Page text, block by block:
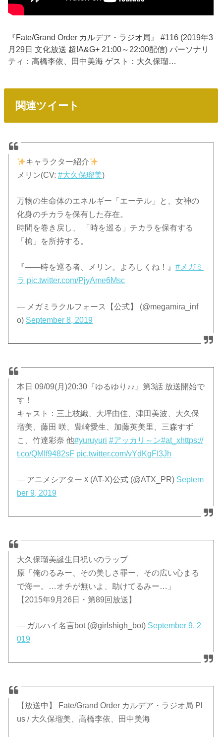
『Fate/Grand Order カルデア・ラジオ局』 #116 (2019年3
月29日 文化放送 超!A&G+ 21:00～22:00配信) パーソナリ
ティ：高橋李依、田中美海 ゲスト：大久保瑠…
関連ツイート
キャラクター紹介
メリン(CV:#大久保瑠美)
万物の生命体のエネルギー「エーテル」と、女神の
化身のチカラを保有した存在。
時間を巻き戻し、 「時を巡る」チカラを保有する
「槍」を所持する。
『――時を巡る者、メリン。よろしくね！』#メガミ
ラ pic.twitter.com/PjyAme6Msc
— メガミラクルフォース【公式】 (@megamira_inf
o) September 8, 2019
本日 09/09(月)20:30『ゆるゆり♪♪』第3話 放送開始で
す！
キャスト：三上枝織、大坪由佳、津田美波、大久保
瑠美、藤田 咲、豊崎愛生、加藤英美里、三森すず
こ、竹達彩奈 他#yuruyuri #アッカリ～ン#at_xhttps://
t.co/QMIf9482sF pic.twitter.com/vYdKgFI3Jh
— アニメシアターＸ(AT-X)公式 (@ATX_PR) Septem
ber 9, 2019
大久保瑠美誕生日祝いのラップ
原「俺のるみー、その美しさ罪ー、その広い心まる
で海ー。…オチが無いよ、助けてるみー…」
【2015年9月26日・第89回放送】
— ガルハイ名言bot (@girlshigh_bot) September 9, 2
019
【放送中】 Fate/Grand Order カルデア・ラジオ局 Pl
us / 大久保瑠美、高橋李依、田中美海